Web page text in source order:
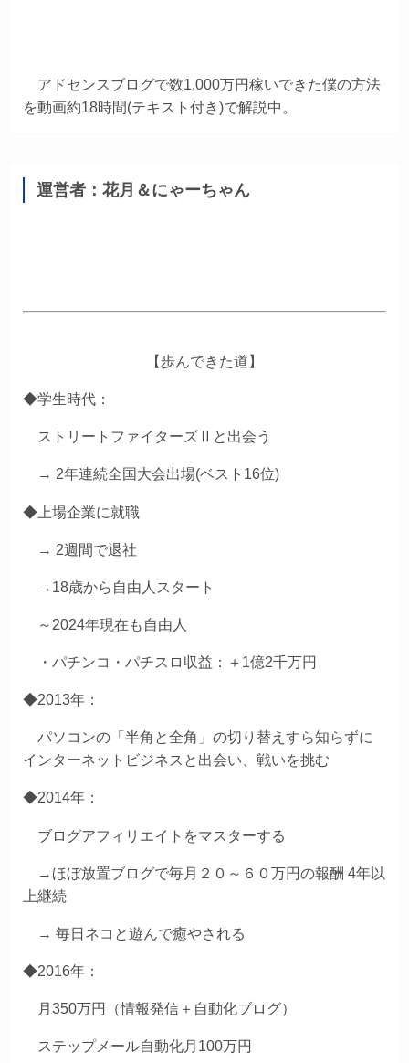
アドセンスブログで数1,000万円稼いできた僕の方法
を動画約18時間(テキスト付き)で解説中。
運営者：花月＆にゃーちゃん
【歩んできた道】
◆学生時代：
ストリートファイターズⅡと出会う
→ 2年連続全国大会出場(ベスト16位)
◆上場企業に就職
→ 2週間で退社
→18歳から自由人スタート
～2024年現在も自由人
・パチンコ・パチスロ収益：＋1億2千万円
◆2013年：
パソコンの「半角と全角」の切り替えすら知らずに
インターネットビジネスと出会い、戦いを挑む
◆2014年：
ブログアフィリエイトをマスターする
→ほぼ放置ブログで毎月２０～６０万円の報酬 4年以
上継続
→ 毎日ネコと遊んで癒やされる
◆2016年：
月350万円（情報発信＋自動化ブログ）
ステップメール自動化月100万円